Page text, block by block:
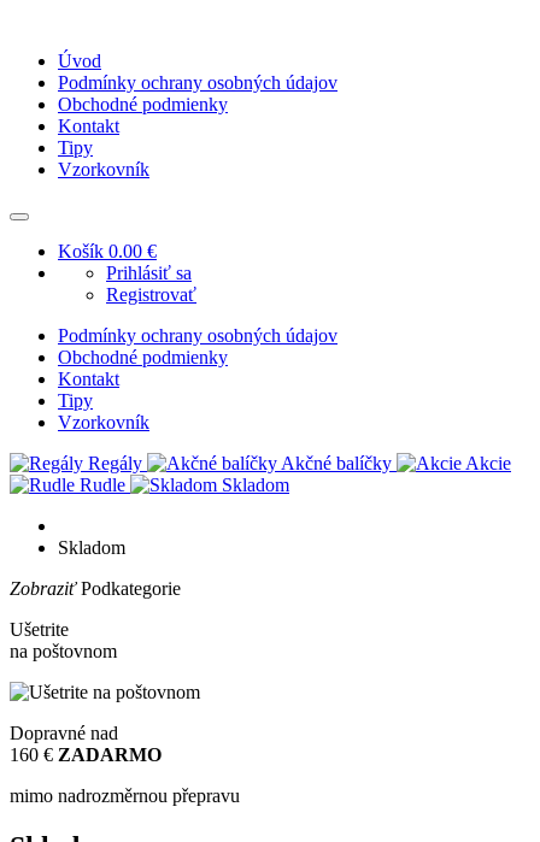
Úvod
Podmínky ochrany osobných údajov
Obchodné podmienky
Kontakt
Tipy
Vzorkovník
Košík 0.00 €
Prihlásiť sa
Registrovať
Podmínky ochrany osobných údajov
Obchodné podmienky
Kontakt
Tipy
Vzorkovník
Regály
Akčné balíčky
Akcie
Rudle
Skladom
Skladom
ZobraziťPodkategorie
Ušetrite
na poštovnom
Dopravné nad
160 € ZADARMO
mimo nadrozměrnou přepravu